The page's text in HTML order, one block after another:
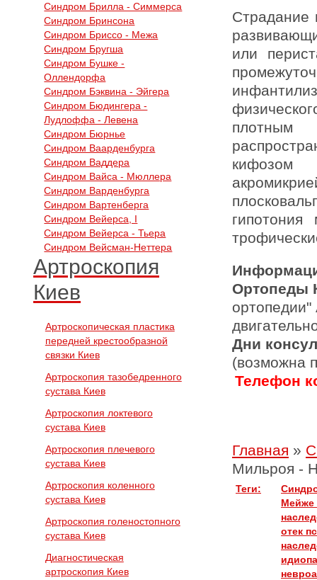
Синдром Брилла - Симмерса
Синдром Бринсона
Синдром Бриссо - Межа
Синдром Бругша
Синдром Бушке -
Оллендорфа
Синдром Бэквина - Эйгера
Синдром Бюдингера -
Лудлоффа - Левена
Синдром Бюрнье
Синдром Ваарденбурга
Синдром Ваддера
Синдром Вайса - Мюллера
Синдром Варденбурга
Синдром Вартенберга
Синдром Вейерса, I
Синдром Вейерса - Тьера
Синдром Вейсман-Неттера
Артроскопия
Киев
Артроскопическая пластика
передней крестообразной
связки Киев
Артроскопия тазобедренного
сустава Киев
Артроскопия локтевого
сустава Киев
Артроскопия плечевого
сустава Киев
Артроскопия коленного
сустава Киев
Артроскопия голеностопного
сустава Киев
Диагностическая
артроскопия Киев
Страдание
или
плотным
кифозом
Ортопеды
Дни
(возможна
Телефон
Главная »
Мильроя -
Теги:
Мейже
отек